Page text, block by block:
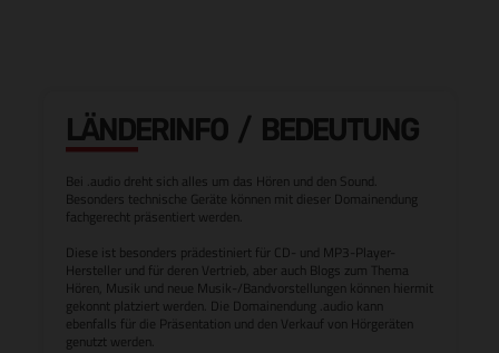
LÄNDERINFO / BEDEUTUNG
Bei .audio dreht sich alles um das Hören und den Sound.
Besonders technische Geräte können mit dieser Domainendung
fachgerecht präsentiert werden.
Diese ist besonders prädestiniert für CD- und MP3-Player-
Hersteller und für deren Vertrieb, aber auch Blogs zum Thema
Hören, Musik und neue Musik-/Bandvorstellungen können hiermit
gekonnt platziert werden. Die Domainendung .audio kann
ebenfalls für die Präsentation und den Verkauf von Hörgeräten
genutzt werden.